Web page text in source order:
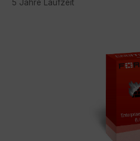
5 Jahre Laufzeit